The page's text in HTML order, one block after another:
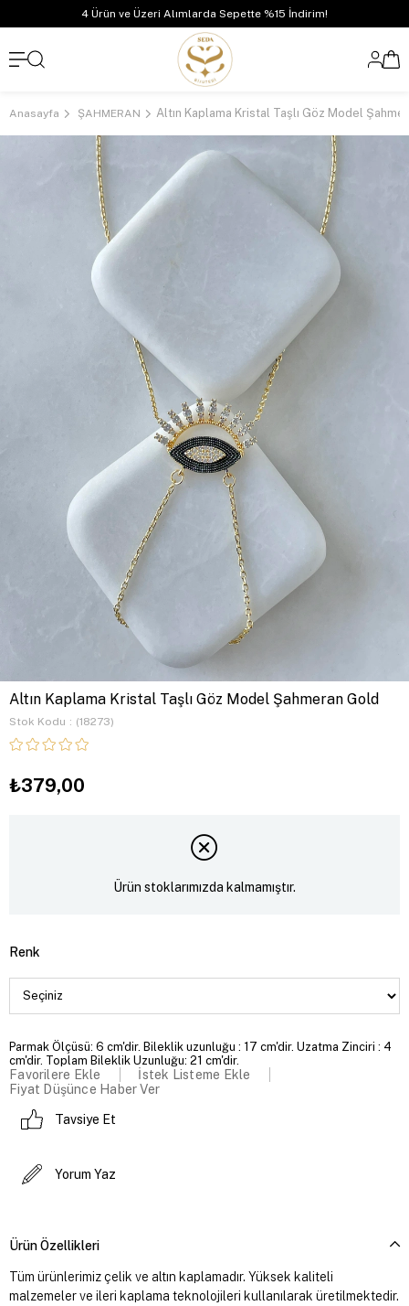
4 Ürün ve Üzeri Alımlarda Sepette %15 İndirim!
Anasayfa ŞAHMERAN Altın Kaplama Kristal Taşlı Göz Model
Altın Kaplama Kristal Taşlı Göz Model Şahmeran Gold
Stok Kodu (18273)
₺379,00
Ürün stoklarımızda kalmamıştır.
Renk
Parmak Ölçüsü: 6 cm'dir. Bileklik uzunluğu : 17 cm'dir. Uzatma Zinciri : 4
cm'dir. Toplam Bileklik Uzunluğu: 21 cm'dir.
Favorilere Ekle
İstek Listeme Ekle
Fiyat Düşünce Haber Ver
Tavsiye Et
Yorum Yaz
Ürün Özellikleri
Tüm ürünlerimiz çelik ve altın kaplamadır. Yüksek kaliteli
malzemeler ve ileri kaplama teknolojileri kullanılarak üretilmektedir.